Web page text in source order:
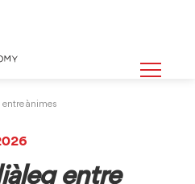
entre ànimes
entre